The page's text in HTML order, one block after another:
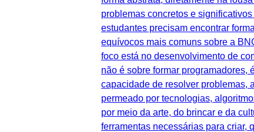
problemas concretos e
estudantes precisam encontrar
equívocos mais comuns sobre a
foco está no desenvolvimento de
não é sobre formar programadores,
capacidade de resolver problemas,
permeado por tecnologias,
por meio da arte, do brincar e da
ferramentas necessárias para criar,